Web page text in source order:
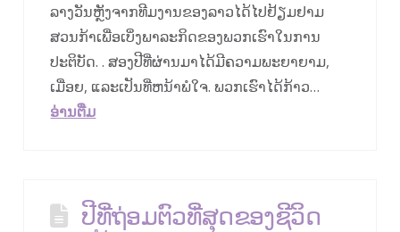
ລາງວັນຫຼັງຈາກທີມງານຂອງລາວໄດ້ໄປຢ້ຽມຢາມ
ສວນກ້າເພື່ອເບິ່ງພາລະກິດຂອງພວກເຮົາໃນການ
ປະຕິບັດ. . ສອງ​ປີ​ທີ່​ຜ່ານ​ມາ​ໄດ້​ມີ​ຄວາມ​ພະ​ຍາ​ຍາມ,
ເມື່ອຍ, ແລະ​ເປັນ​ທີ່​ຫນ້າ​ພໍ​ໃຈ. ພວກ​ເຮົາ​ໄດ້​ກ້າວ…
ອ່ານ​ຕື່ມ
ປີທີ່ຖ່ອມຕົວທີ່ສຸດຂອງຊີວິດ